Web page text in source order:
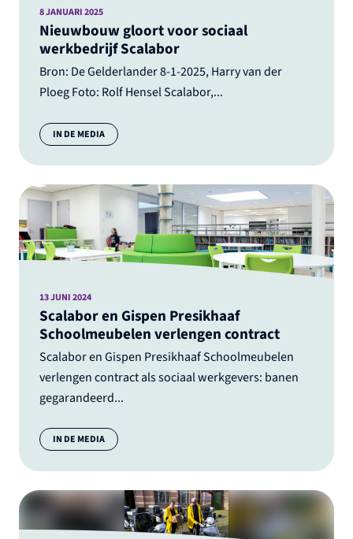
Nieuwbouw gloort voor sociaal
werkbedrijf Scalabor
Bron: De Gelderlander 8-1-2025, Harry van der
Ploeg Foto: Rolf Hensel Scalabor,...
8 JANUARI 2025
Categorie:
IN DE MEDIA
Scalabor en Gispen Presikhaaf
Schoolmeubelen verlengen contract
Scalabor en Gispen Presikhaaf Schoolmeubelen
verlengen contract als sociaal werkgevers: banen
gegarandeerd...
13 JUNI 2024
Categorie:
IN DE MEDIA